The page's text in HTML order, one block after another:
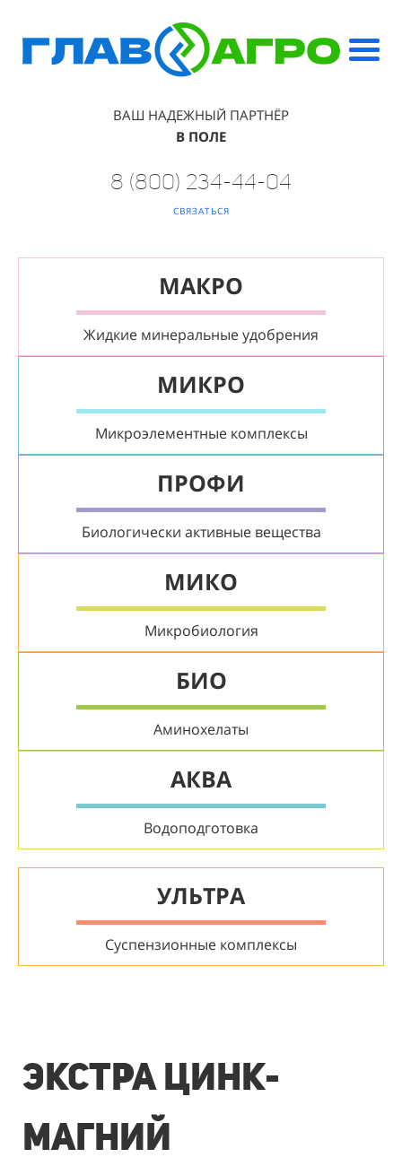
ВАШ НАДЕЖНЫЙ ПАРТНЁР
В ПОЛЕ
8 (800) 234-44-04
СВЯЗАТЬСЯ
МАКРО
Жидкие минеральные удобрения
МИКРО
Микроэлементные комплексы
ПРОФИ
Биологически активные вещества
МИКО
Микробиология
БИО
Аминохелаты
АКВА
Водоподготовка
УЛЬТРА
Суспензионные комплексы
ЭКСТРА ЦИНК-
МАГНИЙ